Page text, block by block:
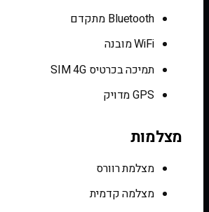
Bluetooth מתקדם
WiFi מובנה
תמיכה בכרטיס SIM 4G
GPS מדויק
מצלמות
מצלמת רוורס
מצלמה קדמית